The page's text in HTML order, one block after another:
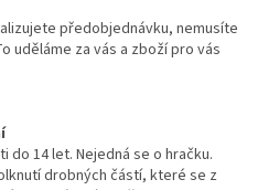
předobjednávku, nemusíte
uděláme za vás a zboží pro vás
do 14 let. Nejedná se o hračku.
drobných částí, které se z